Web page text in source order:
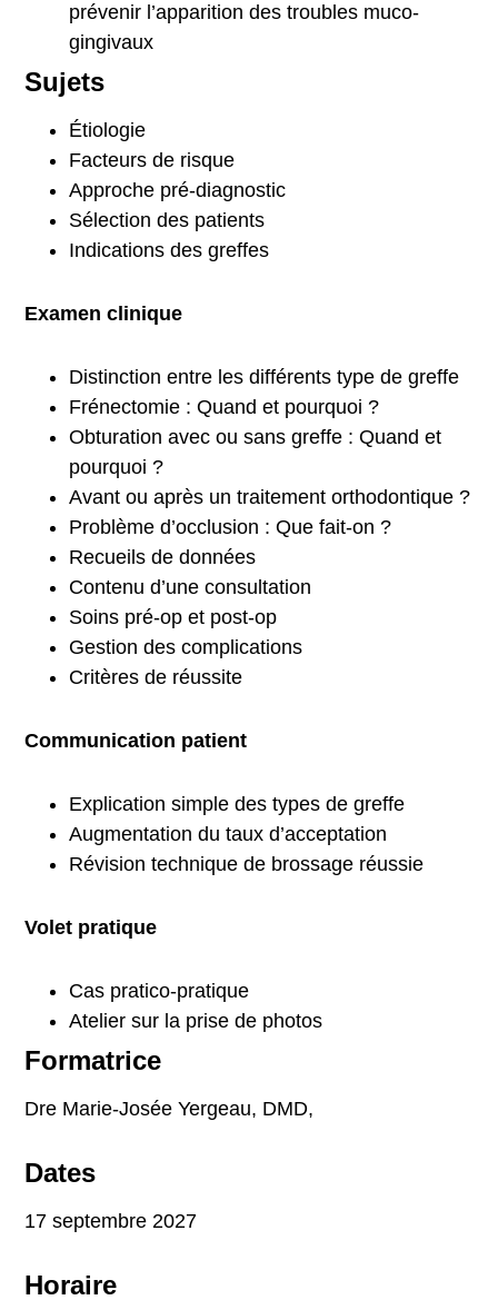
prévenir l’apparition des troubles muco-
gingivaux
Sujets
Étiologie
Facteurs de risque
Approche pré-diagnostic
Sélection des patients
Indications des greffes
Examen clinique
Distinction entre les différents type de greffe
Frénectomie : Quand et pourquoi ?
Obturation avec ou sans greffe : Quand et
pourquoi ?
Avant ou après un traitement orthodontique ?
Problème d’occlusion : Que fait-on ?
Recueils de données
Contenu d’une consultation
Soins pré-op et post-op
Gestion des complications
Critères de réussite
Communication patient
Explication simple des types de greffe
Augmentation du taux d’acceptation
Révision technique de brossage réussie
Volet pratique
Cas pratico-pratique
Atelier sur la prise de photos
Formatrice
Dre Marie-Josée Yergeau, DMD,
Dates
17 septembre 2027
Horaire